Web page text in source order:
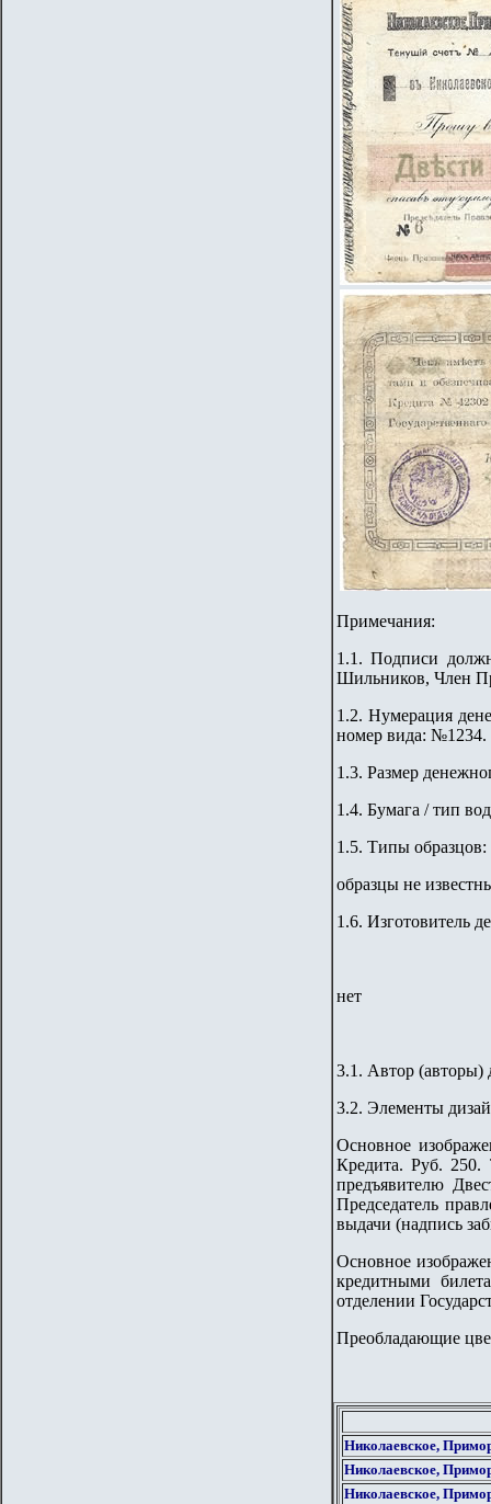
Примечания:
1.1. Подписи
Шильников, Член
1.2. Нумерация
номер вида: №1234.
1.3. Размер
1.4. Бумага / тип
1.5. Типы образцов:
образцы не
1.6. Изготовитель
нет
3.1. Автор (авторы)
3.2. Элементы
Основное
Кредита. Руб.
предъявителю
Председатель
выдачи (надпись
Основное
кредитными
отделении
Преобладающие
Николаевское,
Николаевское,
Николаевское,